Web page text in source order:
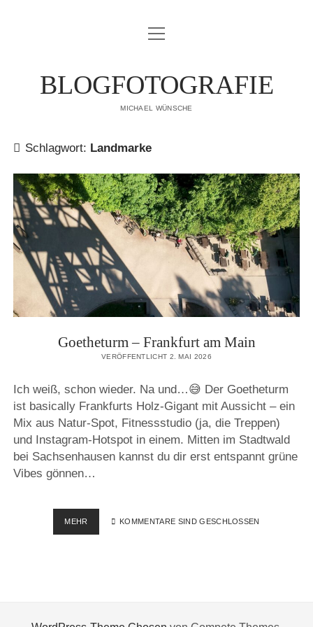
IMPRESSUM
Menü
öffnen
BLOGFOTOGRAFIE
MICHAEL WÜNSCHE
Schlagwort: Landmarke
Goetheturm – Frankfurt am Main
VERÖFFENTLICHT 2. MAI 2026
Ich weiß, schon wieder. Na und…😅 Der Goetheturm
ist basically Frankfurts Holz-Gigant mit Aussicht – ein
Mix aus Natur-Spot, Fitnessstudio (ja, die Treppen)
und Instagram-Hotspot in einem. Mitten im Stadtwald
bei Sachsenhausen kannst du dir erst entspannt grüne
Vibes gönnen…
MEHR GOETHETURM
–
KOMMENTARE SIND GESCHLOSSEN